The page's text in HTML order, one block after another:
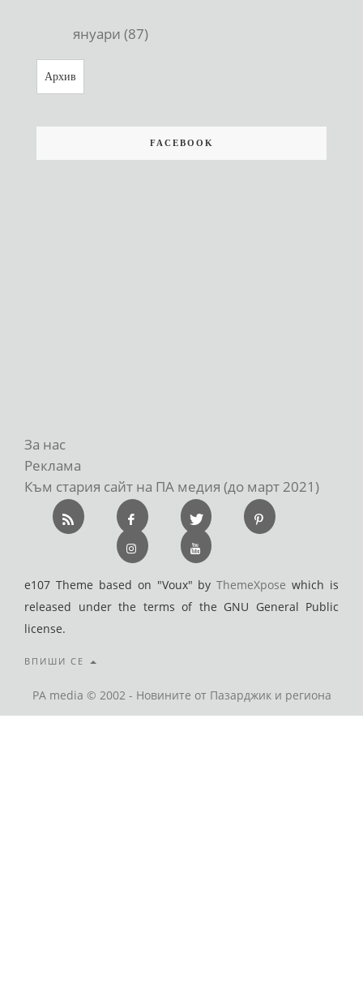
януари (87)
Архив
FACEBOOK
За нас
Реклама
Към стария сайт на ПА медия (до март 2021)
e107 Theme based on "Voux" byThemeXpose which is
released under the terms of the GNU General Public
license.
ВПИШИ СЕ
PA media © 2002 - Новините от Пазарджик и региона